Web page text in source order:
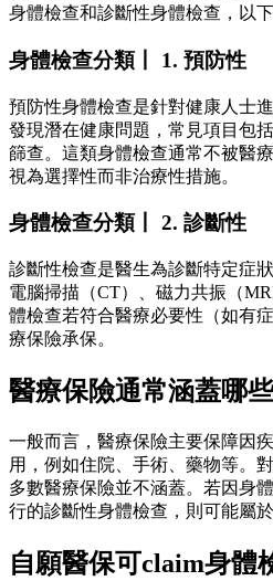
身體檢查和診斷性身體檢查，以
身體檢查分類丨 1. 預防性
預防性身體檢查是針對健康人士
發現潛在健康問題，常見項目包
篩查。這類身體檢查通常不被醫
視為選擇性而非治療性措施。
身體檢查分類丨 2. 診斷性
診斷性檢查是醫生為診斷特定症
電腦掃描（CT）、磁力共振（
體檢查若符合醫療必要性（如有
療保險承保。
醫療保險通常涵蓋哪
一般而言，醫療保險主要保障因
用，例如住院、手術、藥物等。
多數醫療保險並不涵蓋。若因身
行的診斷性身體檢查，則可能屬
自願醫保可claim身體